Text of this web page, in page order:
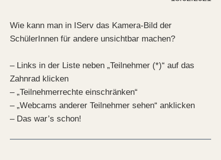
Wie kann man in IServ das Kamera-Bild der
SchülerInnen für andere unsichtbar machen?
– Links in der Liste neben „Teilnehmer (*)“ auf das
Zahnrad klicken
– „Teilnehmerrechte einschränken“
– „Webcams anderer Teilnehmer sehen“ anklicken
– Das war’s schon!